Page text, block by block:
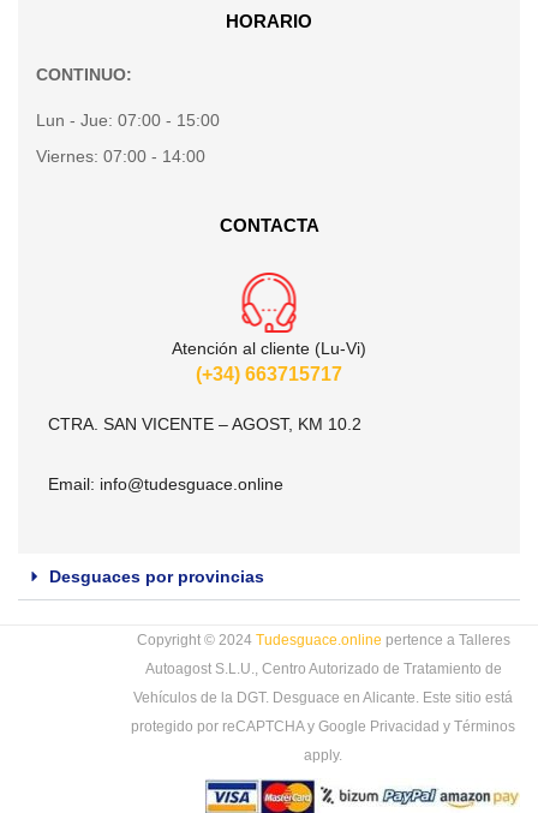
HORARIO
CONTINUO:
Lun - Jue: 07:00 - 15:00
Viernes: 07:00 - 14:00
CONTACTA
Atención al cliente (Lu-Vi)
(+34) 663715717
CTRA. SAN VICENTE – AGOST, KM 10.2
Email: info@tudesguace.online
Desguaces por provincias
Copyright © 2024 Tudesguace.online pertence a Talleres
Autoagost S.L.U., Centro Autorizado de Tratamiento de
Vehículos de la DGT. Desguace en Alicante. Este sitio está
protegido por reCAPTCHA y Google Privacidad y Términos
apply.